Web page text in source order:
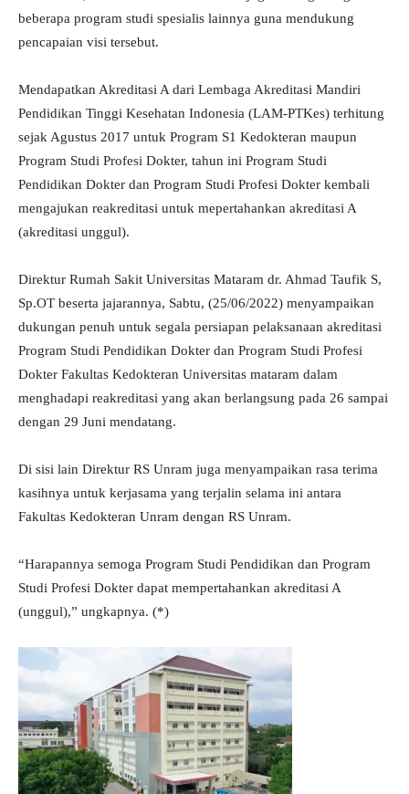
beberapa program studi spesialis lainnya guna mendukung
pencapaian visi tersebut.
Mendapatkan Akreditasi A dari Lembaga Akreditasi Mandiri
Pendidikan Tinggi Kesehatan Indonesia (LAM-PTKes) terhitung
sejak Agustus 2017 untuk Program S1 Kedokteran maupun
Program Studi Profesi Dokter, tahun ini Program Studi
Pendidikan Dokter dan Program Studi Profesi Dokter kembali
mengajukan reakreditasi untuk mepertahankan akreditasi A
(akreditasi unggul).
Direktur Rumah Sakit Universitas Mataram dr. Ahmad Taufik S,
Sp.OT beserta jajarannya, Sabtu, (25/06/2022) menyampaikan
dukungan penuh untuk segala persiapan pelaksanaan akreditasi
Program Studi Pendidikan Dokter dan Program Studi Profesi
Dokter Fakultas Kedokteran Universitas mataram dalam
menghadapi reakreditasi yang akan berlangsung pada 26 sampai
dengan 29 Juni mendatang.
Di sisi lain Direktur RS Unram juga menyampaikan rasa terima
kasihnya untuk kerjasama yang terjalin selama ini antara
Fakultas Kedokteran Unram dengan RS Unram.
“Harapannya semoga Program Studi Pendidikan dan Program
Studi Profesi Dokter dapat mempertahankan akreditasi A
(unggul),” ungkapnya. (*)